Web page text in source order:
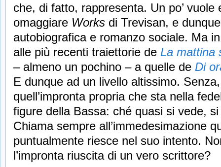
che, di fatto, rappresenta. Un po’ vuole
omaggiare Works di Trevisan, e
autobiografica e romanzo sociale. Ma
alle più recenti traiettorie de La mattina
– almeno un pochino – a quelle de Di
E dunque ad un livello altissimo.
quell’impronta propria che sta nella
figure della Bassa: ché quasi si vede,
Chiama sempre all’immedesimazione
puntualmente riesce nel suo intento.
l’impronta riuscita di un vero scrittore?